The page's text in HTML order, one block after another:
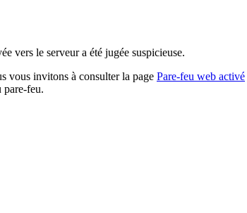
vers le serveur a été jugée suspicieuse.
vous invitons à consulter la page Pare-feu web activé
pare-feu.